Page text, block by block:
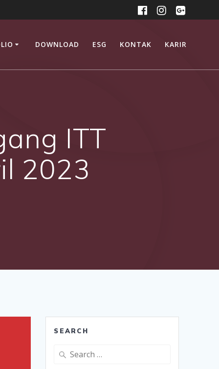
DOWNLOAD ESG KONTAK KARIR
ITT
2023
SEARCH
Search